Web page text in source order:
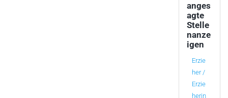
anges
agte
Stelle
nanze
igen
Erzie
her /
Erzie
herin